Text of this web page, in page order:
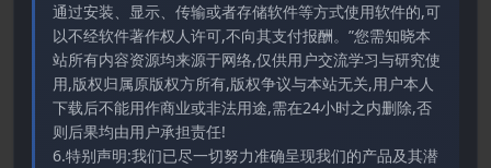
通过安装、显示、传输或者存储软件等方式使用软件的,可
以不经软件著作权人许可,不向其支付报酬。”您需知晓本
站所有内容资源均来源于网络,仅供用户交流学习与研究使
用,版权归属原版权方所有,版权争议与本站无关,用户本人
下载后不能用作商业或非法用途,需在24小时之内删除,否
则后果均由用户承担责任!
6.特别声明:我们已尽一切努力准确呈现我们的产品及其潜